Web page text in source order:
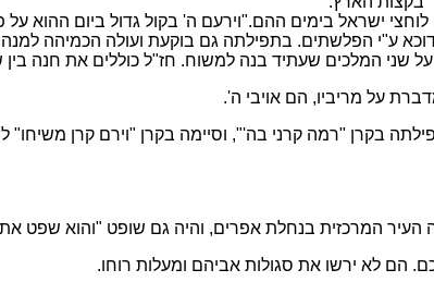
ישראל בימים ההם."וירעם ה' בקול גדול ביום ההוא על
ע"י הפלשתים. בתפילתה גם בוקעת ועולה הכמיהה
שני המלכים שעתיד בנה למשוח. חז"ל כוללים את חנה
על מריביו, הם אויבי ה'.
בקרן "רמה קרני בה'", וסיימה בקרן "וירם קרן משיחו"
העיר המרכזית בנחלת אפרים, והיה גם שופט "והוא שפט
הם לא ירשו את סגולות אביהם ומעלות רוחו.